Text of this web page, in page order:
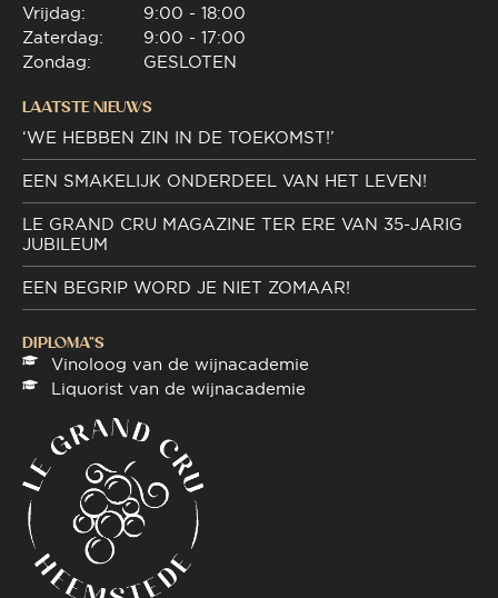
Vrijdag:
Zaterdag:
Zondag:
9:00 - 18:00
9:00 - 17:00
GESLOTEN
LAATSTE NIEUWS
‘WE HEBBEN ZIN IN DE TOEKOMST!’
EEN SMAKELIJK ONDERDEEL VAN HET LEVEN!
LE GRAND CRU MAGAZINE TER ERE VAN 35-JARIG
JUBILEUM
EEN BEGRIP WORD JE NIET ZOMAAR!
DIPLOMA"S
Vinoloog van de wijnacademie
Liquorist van de wijnacademie